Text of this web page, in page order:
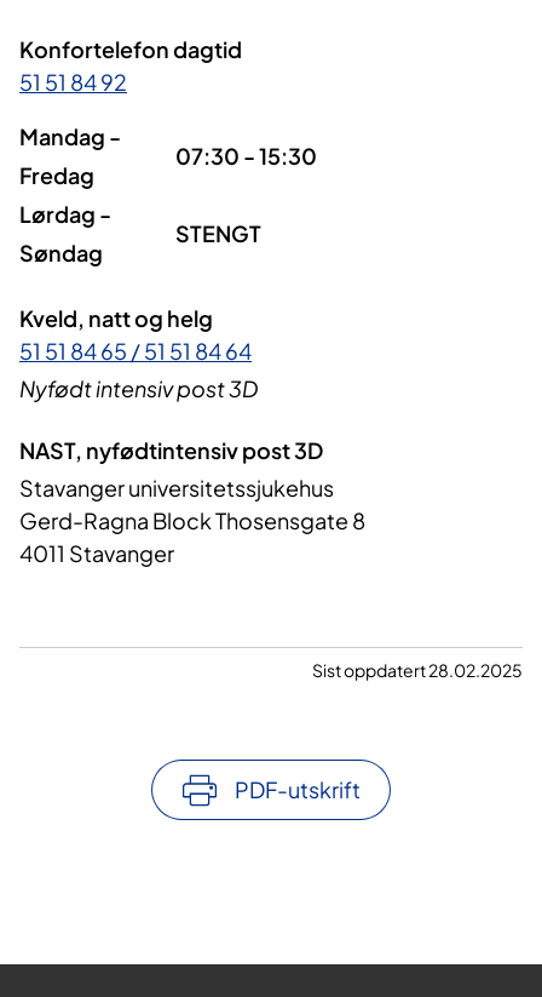
Konfortelefon dagtid
51 51 84 92
Mandag -
Fredag
07:30 - 15:30
Lørdag -
Søndag
STENGT
Kveld, natt og helg
51 51 84 65 / 51 51 84 64
Nyfødt intensiv post 3D
NAST, nyfødtintensiv post 3D
Stavanger universitetssjukehus
Gerd-Ragna Block Thosensgate 8
4011 Stavanger
Sist oppdatert 28.02.2025
PDF-utskrift